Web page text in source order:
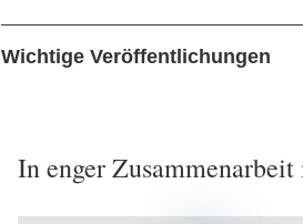
Wichtige Veröffentlichungen
In enger